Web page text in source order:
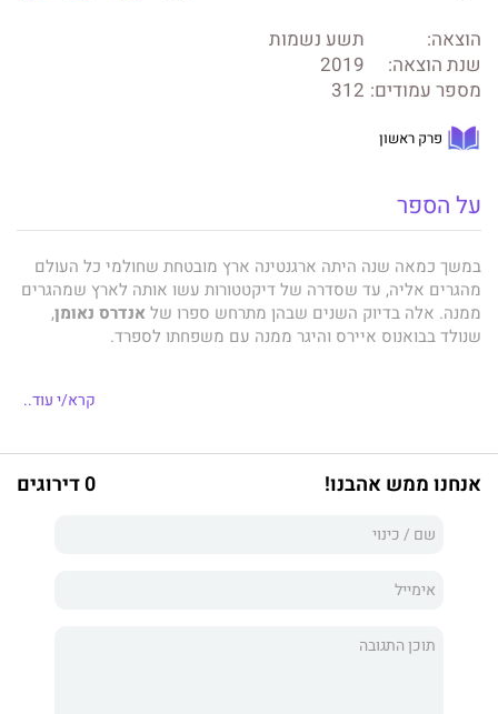
הוצאה:
תשע נשמות
שנת הוצאה:
2019
מספר עמודים: 312
פרק ראשון
על הספר
במשך כמאה שנה היתה ארגנטינה ארץ מובטחת שחולמי כל העולם
מהגרים אליה, עד שסדרה של דיקטטורות עשו אותה לארץ שמהגרים
ממנה. אלה בדיוק השנים שבהן מתרחש ספרו שלאנדרס נאומן,
שנולד בבואנוס איירס והיגר ממנה עם משפחתו לספרד.
מתוך מכתב לא גמור שכותבת לו סבתו בלנקה, יוצא המספר למסע
העשרים באמריקה הלטינית ולא רק בה, וגם סיפור אישי, אינטימי,
צרפתים מבורז' ובני ליטא, פולין וגליסיה, שהתכנסו למשפחה אחת,
להמשיך בדרכה.
בכתיבה אינטימית, מרגשת ומצחיקה, חוזר נאומן למקום ולתקופה
קרא/י עוד..
אנחנו ממש אהבנו! 0 דירוגים